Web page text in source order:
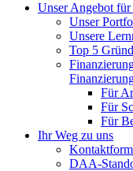
Unser Angebot für
Unser
Unsere
Top 5
Für
Für
Für
Ihr Weg zu uns
DAA-